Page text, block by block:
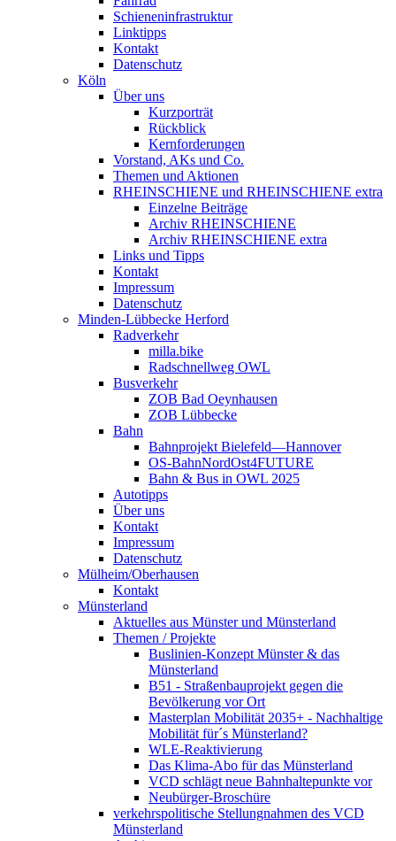
Schieneninfrastruktur
Linktipps
Kontakt
Datenschutz
Köln
Über uns
Kurzporträt
Rückblick
Kernforderungen
Vorstand, AKs und Co.
Themen und Aktionen
RHEINSCHIENE und RHEINSCHIENE extra
Einzelne Beiträge
Archiv RHEINSCHIENE
Archiv RHEINSCHIENE extra
Links und Tipps
Kontakt
Impressum
Datenschutz
Minden-Lübbecke Herford
Radverkehr
milla.bike
Radschnellweg OWL
Busverkehr
ZOB Bad Oeynhausen
ZOB Lübbecke
Bahn
Bahnprojekt Bielefeld—Hannover
OS-BahnNordOst4FUTURE
Bahn & Bus in OWL 2025
Autotipps
Über uns
Kontakt
Impressum
Datenschutz
Mülheim/Oberhausen
Kontakt
Münsterland
Aktuelles aus Münster und Münsterland
Themen / Projekte
Buslinien-Konzept Münster & das
Münsterland
B51 - Straßenbauprojekt gegen die
Bevölkerung vor Ort
Masterplan Mobilität 2035+ - Nachhaltige
Mobilität für´s Münsterland?
WLE-Reaktivierung
Das Klima-Abo für das Münsterland
VCD schlägt neue Bahnhaltepunkte vor
Neubürger-Broschüre
verkehrspolitische Stellungnahmen des VCD
Münsterland